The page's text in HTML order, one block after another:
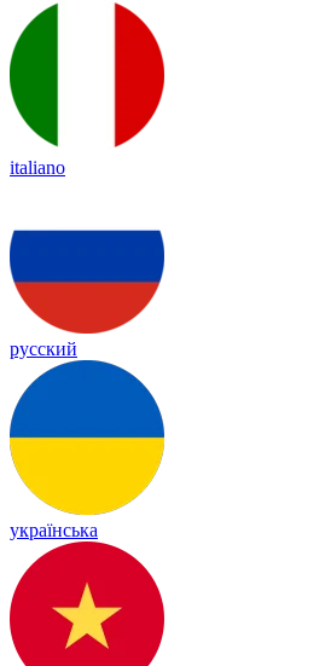
italiano
русский
українська